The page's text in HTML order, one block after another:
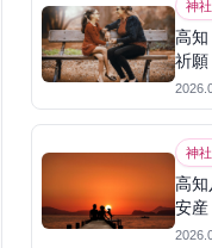
神
高知
祈願
を呼
神
高知
安産
パワ